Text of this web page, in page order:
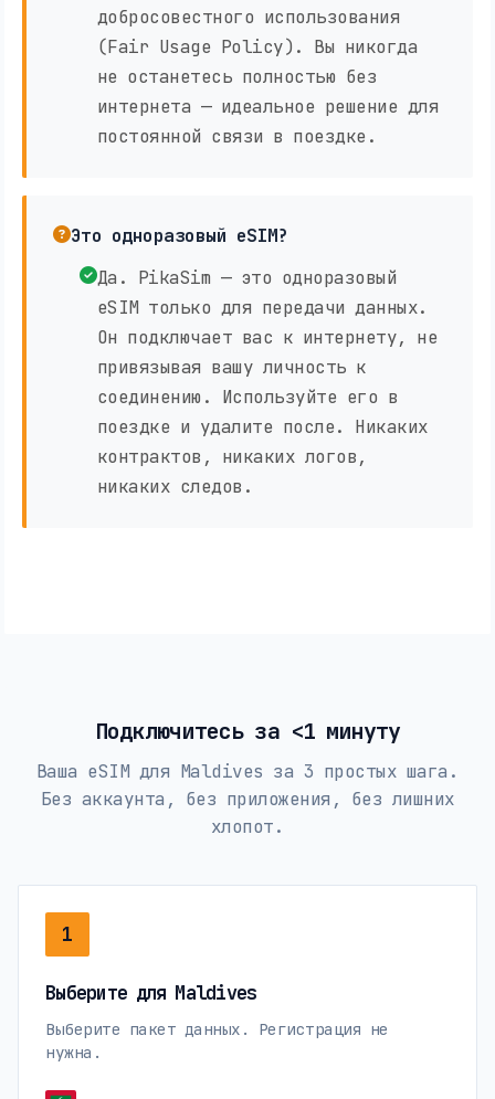
добросовестного использования
(Fair Usage Policy). Вы никогда
не останетесь полностью без
интернета — идеальное решение для
постоянной связи в поездке.
Это одноразовый eSIM?
Да. PikaSim — это одноразовый
eSIM только для передачи данных.
Он подключает вас к интернету, не
привязывая вашу личность к
соединению. Используйте его в
поездке и удалите после. Никаких
контрактов, никаких логов,
никаких следов.
Подключитесь за <1 минуту
Ваша eSIM для Maldives за 3 простых шага.
Без аккаунта, без приложения, без лишних
хлопот.
1
Выберите для Maldives
Выберите пакет данных. Регистрация не
нужна.